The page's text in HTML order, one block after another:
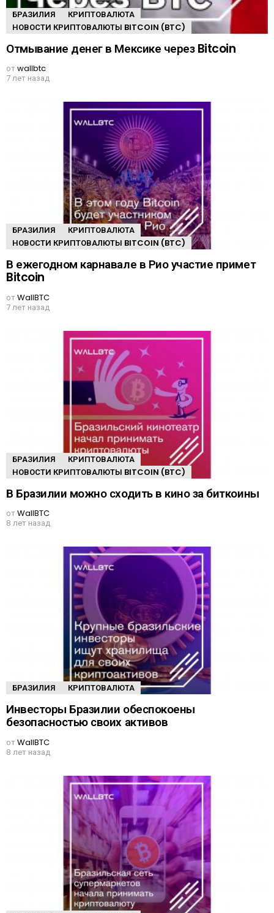
БРАЗИЛИЯ
КРИПТОВАЛЮТА
НОВОСТИ КРИПТОВАЛЮТЫ BITCOIN (BTC)
Отмывание денег в Мексике через Bitcoin
отwallbtc
7 лет назад
БРАЗИЛИЯ
КРИПТОВАЛЮТА
НОВОСТИ КРИПТОВАЛЮТЫ BITCOIN (BTC)
В ежегодном карнавале в Рио участие примет
Bitcoin
отWallBTC
7 лет назад
БРАЗИЛИЯ
КРИПТОВАЛЮТА
НОВОСТИ КРИПТОВАЛЮТЫ BITCOIN (BTC)
В Бразилии можно сходить в кино за биткоины
отWallBTC
8 лет назад
БРАЗИЛИЯ КРИПТОВАЛЮТА
Инвесторы Бразилии обеспокоены
безопасностью своих активов
отWallBTC
8 лет назад